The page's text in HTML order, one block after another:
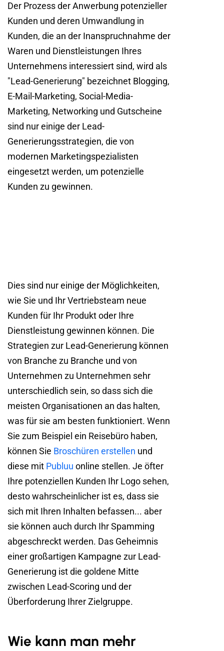
Der Prozess der Anwerbung potenzieller
Kunden und deren Umwandlung in
Kunden, die an der Inanspruchnahme der
Waren und Dienstleistungen Ihres
Unternehmens interessiert sind, wird als
"Lead-Generierung" bezeichnet Blogging,
E-Mail-Marketing, Social-Media-
Marketing, Networking und Gutscheine
sind nur einige der Lead-
Generierungsstrategien, die von
modernen Marketingspezialisten
eingesetzt werden, um potenzielle
Kunden zu gewinnen.
Dies sind nur einige der Möglichkeiten,
wie Sie und Ihr Vertriebsteam neue
Kunden für Ihr Produkt oder Ihre
Dienstleistung gewinnen können. Die
Strategien zur Lead-Generierung können
von Branche zu Branche und von
Unternehmen zu Unternehmen sehr
unterschiedlich sein, so dass sich die
meisten Organisationen an das halten,
was für sie am besten funktioniert. Wenn
Sie zum Beispiel ein Reisebüro haben,
können Sie Broschüren erstellen und
diese mit Publuu online stellen. Je öfter
Ihre potenziellen Kunden Ihr Logo sehen,
desto wahrscheinlicher ist es, dass sie
sich mit Ihren Inhalten befassen... aber
sie können auch durch Ihr Spamming
abgeschreckt werden. Das Geheimnis
einer großartigen Kampagne zur Lead-
Generierung ist die goldene Mitte
zwischen Lead-Scoring und der
Überforderung Ihrer Zielgruppe.
Wie kann man mehr